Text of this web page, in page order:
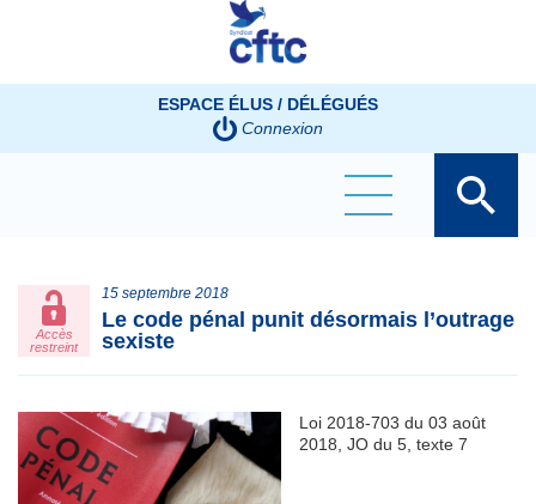
ESPACE ÉLUS / DÉLÉGUÉS
Connexion
Accès
restreint
15 septembre 2018
Le code pénal punit désormais l’outrage
sexiste
Loi 2018-703 du 03 août
2018, JO du 5, texte 7
Panneau de gestion des cookies